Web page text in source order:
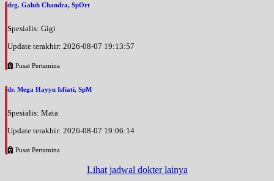
drg. Galuh Chandra, SpOrt
Spesialis: Gigi
Update terakhir: 2026-08-07 19:13:57
Pusat Pertamina
dr. Mega Hayyu Isfiati, SpM
Spesialis: Mata
Update terakhir: 2026-08-07 19:06:14
Pusat Pertamina
Lihat jadwal dokter lainya